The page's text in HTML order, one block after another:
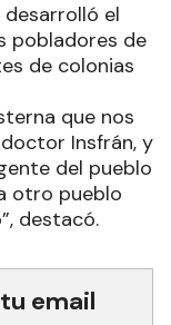
el
pobladores de
de colonias
que nos
Insfrán, y
del pueblo
otro pueblo
destacó.
email